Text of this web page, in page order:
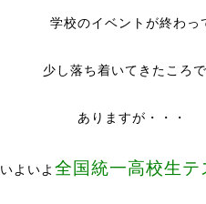
学校のイベントが終わっ
少し落ち着いてきたころ
ありますが・・・
いよいよ 全国統一高校生テ